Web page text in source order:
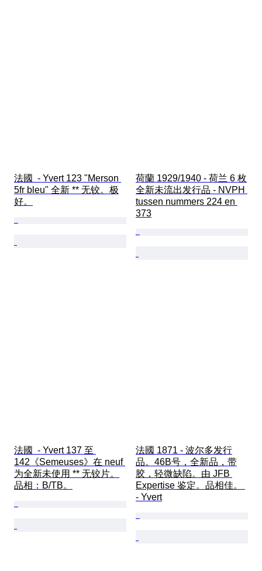
法國  - Yvert 123 "Merson
5fr bleu" 全新 ** 无铰。极
好。
荷蘭 1929/1940 - 荷兰 6 枚
全新未流出发行品 - NVPH
tussen nummers 224 en
373
法國  - Yvert 137 至
142《Semeuses》在 neuf
为全新未使用 ** 无铰片。
品相：B/TB。
法國 1871 - 波尔多发行
品。46B号，全新品，带
胶，轻微缺陷。由 JFB
Expertise 鉴定。品相佳。
- Yvert